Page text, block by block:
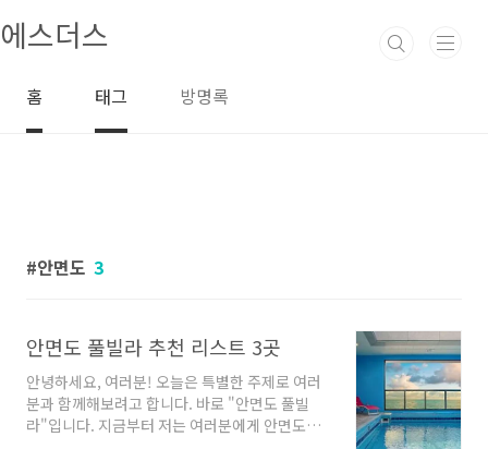
에스더스
홈 태그 방명록
안면도 3
안면도 풀빌라 추천 리스트 3곳
안녕하세요, 여러분! 오늘은 특별한 주제로 여러
분과 함께해보려고 합니다. 바로 "안면도 풀빌
라"입니다. 지금부터 저는 여러분에게 안면도의